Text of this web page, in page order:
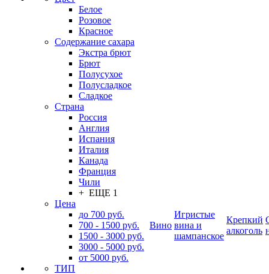
Белое
Розовое
Красное
Содержание сахара
Экстра брют
Брют
Полусухое
Полусладкое
Сладкое
Страна
Россия
Англия
Испания
Италия
Канада
Франция
Чили
+ ЕЩЕ 1
Цена
до 700 руб.
700 - 1500 руб.
1500 - 3000 руб.
3000 - 5000 руб.
от 5000 руб.
ТИП
Вино
Игристые
вина и
шампанское
Крепкий
алкоголь